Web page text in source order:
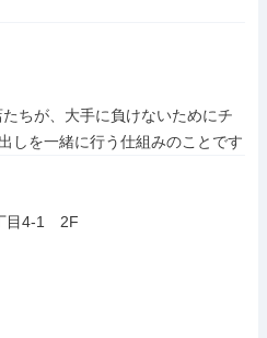
ちが、大手に負けないためにチ
しを一緒に行う仕組みのことです
目4-1　2F